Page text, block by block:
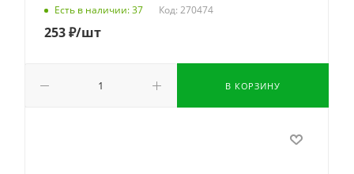
Есть в наличии: 37 Код: 270474
253₽/шт
В КОРЗИНУ